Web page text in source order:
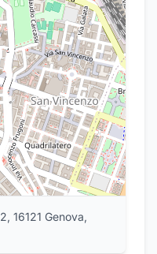
16121 Genova,